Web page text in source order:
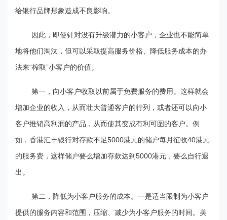
给银行品牌形象造成不良影响。
因此，即使针对没有升级潜力的小客户，企业也不能简单
地将他们淘汰，但可以采取提高服务价格、降低服务成本的办
法来“榨取”小客户的价值。
第一，向小客户收取以前属于免费服务的费用。这样就会
增加企业的收入，从而壮大普通客户的行列，或者还可以向小
客户推销高利润的产品，从而使其变成有利可图的客户。例
如，香港汇丰银行对存款不足5000港元的储户每月征收40港元
的服务费，这样储户要么增加存款达到5000港元，要么自行退
出。
第二，降低为小客户服务的成本。一是适当限制为小客户
提供的服务内容和范围，压缩、减少为小客户服务的时间。美